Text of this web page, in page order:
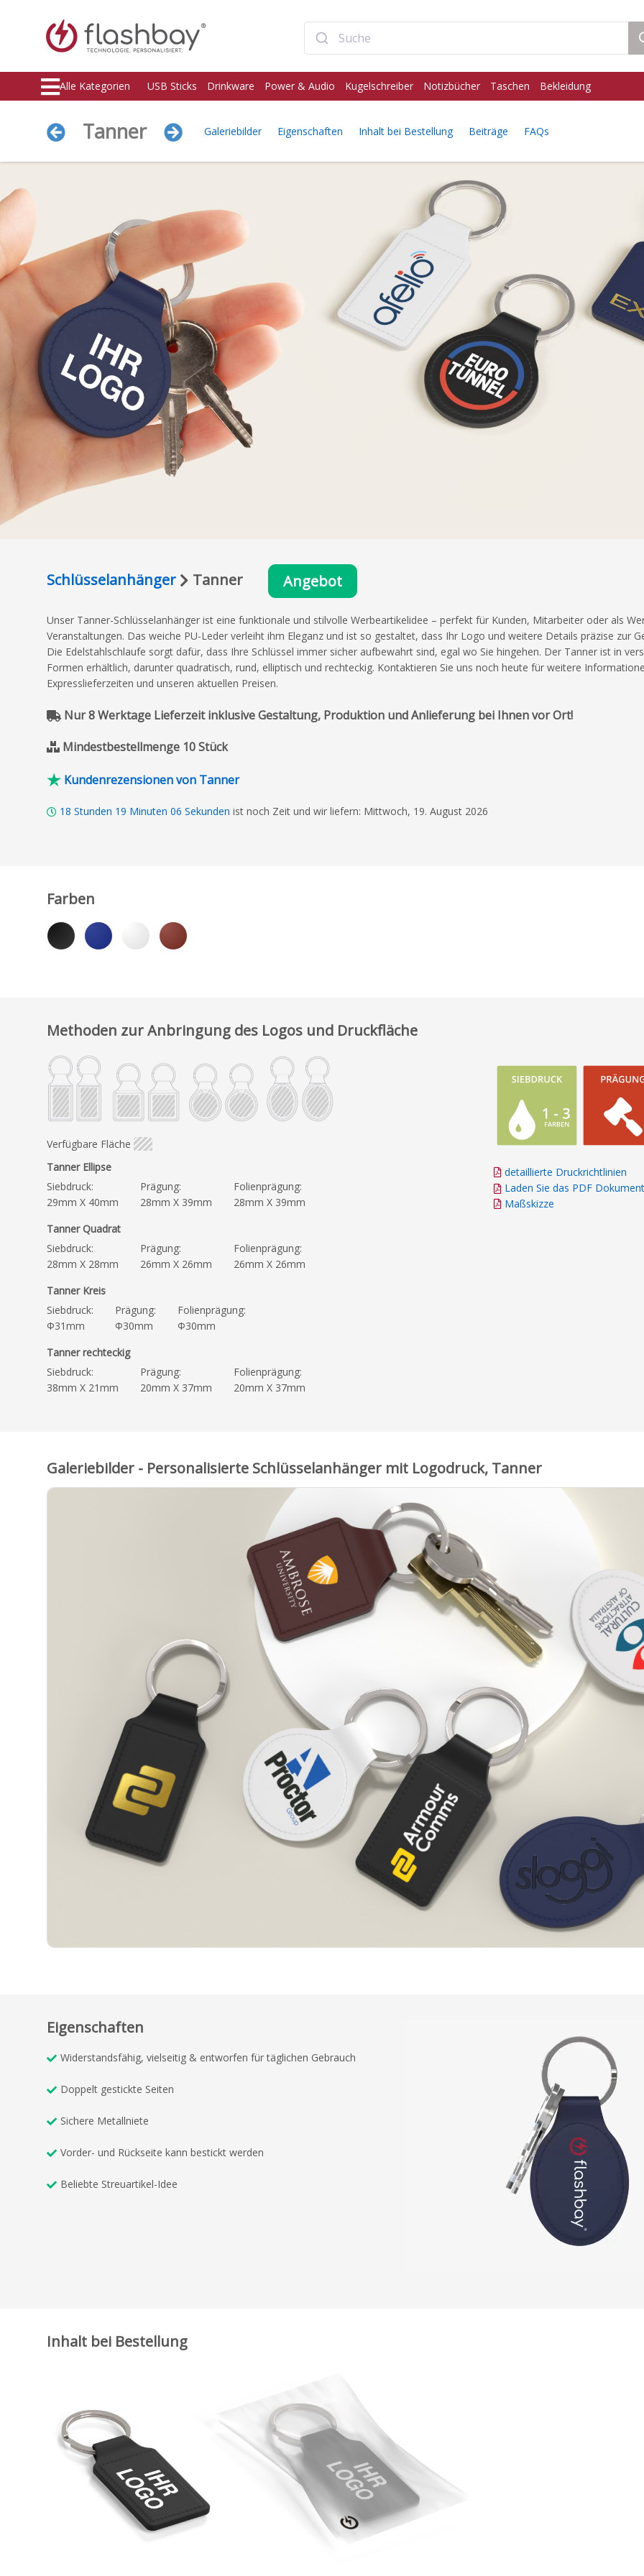
Alle Kategorien USB Sticks Drinkware Power & Audio Kugelschreiber Notizbücher Taschen Bekleidung
Tanner Galeriebilder Eigenschaften Inhalt bei Bestellung Beiträge FAQs
Schlüsselanhänger Tanner Angebot
Unser Tanner-Schlüsselanhänger ist eine funktionale und stilvolle Werbeartikelidee – perfekt für Kunden, Mitarbeiter oder als
Veranstaltungen. Das weiche PU-Leder verleiht ihm Eleganz und ist so gestaltet, dass Ihr Logo und weitere Details präzise zur
Die Edelstahlschlaufe sorgt dafür, dass Ihre Schlüssel immer sicher aufbewahrt sind, egal wo Sie hingehen. Der Tanner ist in
Formen erhältlich, darunter quadratisch, rund, elliptisch und rechteckig. Kontaktieren Sie uns noch heute für weitere
Expresslieferzeiten und unseren aktuellen Preisen.
Nur 8 Werktage Lieferzeit inklusive Gestaltung, Produktion und Anlieferung bei Ihnen vor Ort!
Mindestbestellmenge 10 Stück
Kundenrezensionen von Tanner
18 Stunden 19 Minuten 05 Sekunden ist noch Zeit und wir liefern: Mittwoch, 19. August 2026
25. März 2026
Farben
Methoden zur Anbringung des Logos und Druckfläche
Verfügbare Fläche
Tanner Ellipse
Siebdruck:
29mm X 40mm
Prägung:
28mm X 39mm
Folienprägung:
28mm X 39mm
Tanner Quadrat
Siebdruck:
28mm X 28mm
Prägung:
26mm X 26mm
Folienprägung:
26mm X 26mm
Tanner Kreis
Siebdruck:
Φ31mm
Prägung:
Φ30mm
Folienprägung:
Φ30mm
Tanner rechteckig
Siebdruck:
38mm X 21mm
Prägung:
20mm X 37mm
Folienprägung:
20mm X 37mm
detaillierte Druckrichtlinien
Laden Sie das PDF
Maßskizze
Galeriebilder - Personalisierte Schlüsselanhänger mit Logodruck, Tanner
Eigenschaften
Widerstandsfähig, vielseitig & entworfen für täglichen Gebrauch
Doppelt gestickte Seiten
Sichere Metallniete
Vorder- und Rückseite kann bestickt werden
Beliebte Streuartikel-Idee
Inhalt bei Bestellung